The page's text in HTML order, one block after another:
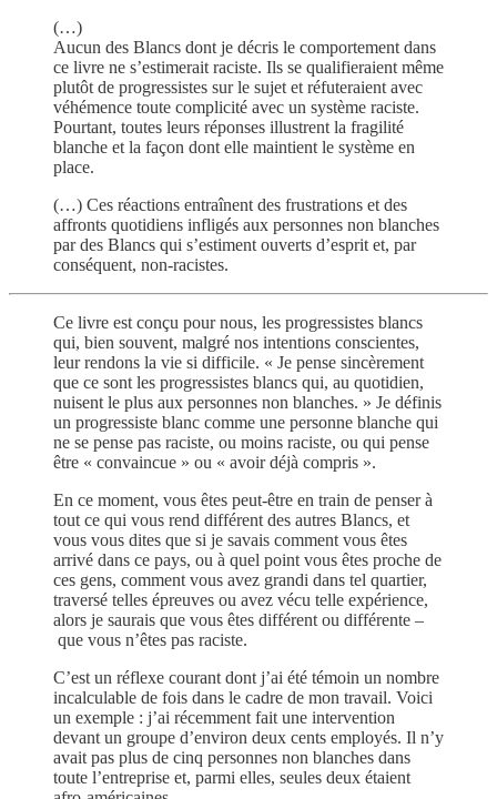
(…)
Aucun des Blancs dont je décris le comportement dans
ce livre ne s’estimerait raciste. Ils se qualifieraient même
plutôt de progressistes sur le sujet et réfuteraient avec
véhémence toute complicité avec un système raciste.
Pourtant, toutes leurs réponses illustrent la fragilité
blanche et la façon dont elle maintient le système en
place.
(…) Ces réactions entraînent des frustrations et des
affronts quotidiens infligés aux personnes non blanches
par des Blancs qui s’estiment ouverts d’esprit et, par
conséquent, non-racistes.
Ce livre est conçu pour nous, les progressistes blancs
qui, bien souvent, malgré nos intentions conscientes,
leur rendons la vie si difficile. « Je pense sincèrement
que ce sont les progressistes blancs qui, au quotidien,
nuisent le plus aux personnes non blanches. » Je définis
un progressiste blanc comme une personne blanche qui
ne se pense pas raciste, ou moins raciste, ou qui pense
être « convaincue » ou « avoir déjà compris ».
En ce moment, vous êtes peut-être en train de penser à
tout ce qui vous rend différent des autres Blancs, et
vous vous dites que si je savais comment vous êtes
arrivé dans ce pays, ou à quel point vous êtes proche de
ces gens, comment vous avez grandi dans tel quartier,
traversé telles épreuves ou avez vécu telle expérience,
alors je saurais que vous êtes différent ou différente –
que vous n’êtes pas raciste.
C’est un réflexe courant dont j’ai été témoin un nombre
incalculable de fois dans le cadre de mon travail. Voici
un exemple : j’ai récemment fait une intervention
devant un groupe d’environ deux cents employés. Il n’y
avait pas plus de cinq personnes non blanches dans
toute l’entreprise et, parmi elles, seules deux étaient